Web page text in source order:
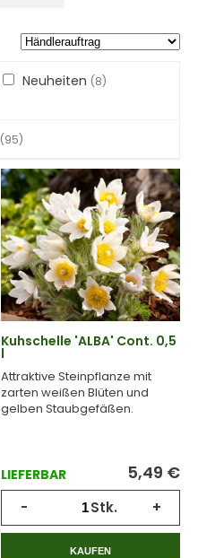
Neuheiten (8)
(95)
Kuhschelle 'ALBA' Cont. 0,5
l
Attraktive Steinpflanze mit
zarten weißen Blüten und
gelben Staubgefäßen.
LIEFERBAR 5,49 €
- Stk. +
KAUFEN